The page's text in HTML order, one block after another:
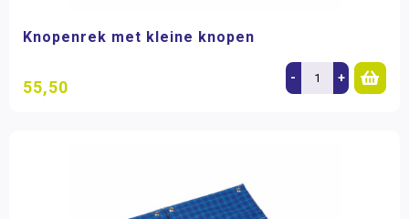
Knopenrek met kleine knopen
55,50 - +